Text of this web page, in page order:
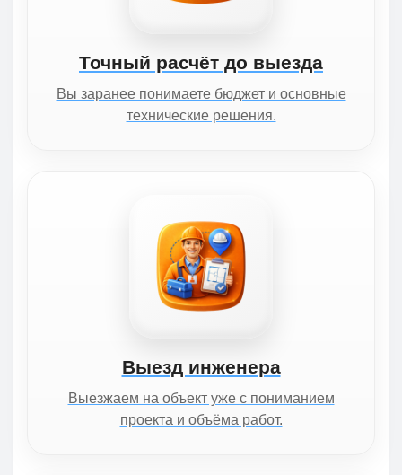
Точный расчёт до выезда
Вы заранее понимаете бюджет и основные
технические решения.
Выезд инженера
Выезжаем на объект уже с пониманием
проекта и объёма работ.